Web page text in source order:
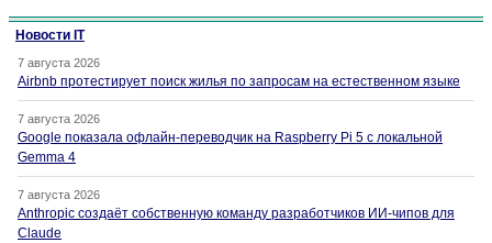
Новости IT
7 августа 2026
Airbnb протестирует поиск жилья по запросам на естественном языке
7 августа 2026
Google показала офлайн-переводчик на Raspberry Pi 5 с локальной
Gemma 4
7 августа 2026
Anthropic создаёт собственную команду разработчиков ИИ-чипов для
Claude